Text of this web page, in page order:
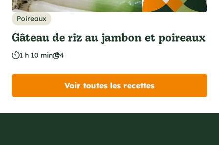
Poireaux
Gâteau de riz au jambon et poireaux
1 h 10 min 4
Voir toutes les recettes